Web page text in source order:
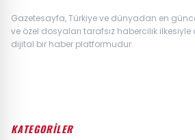
Gazetesayfa, Türkiye ve dünyadan en
ve özel dosyaları tarafsız habercilik
dijital bir haber platformudur.
KATEGORİLER